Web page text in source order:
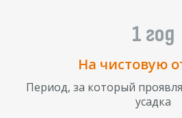
1 год
На чистовую
Период, за который
усадка